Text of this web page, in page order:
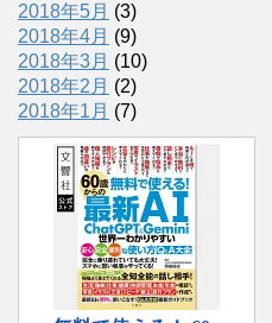
2018年5月 (3)
2018年4月 (9)
2018年3月 (10)
2018年2月 (2)
2018年1月 (7)